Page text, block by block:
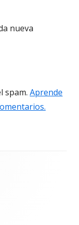
nueva
spam. Aprende